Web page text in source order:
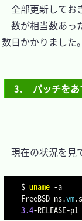
全部更新してお
数が相当数あっ
数日かかりました。
3.　パッチをあ
現在の状況を見
$ uname -a
FreeBSD ns.vm
3.4